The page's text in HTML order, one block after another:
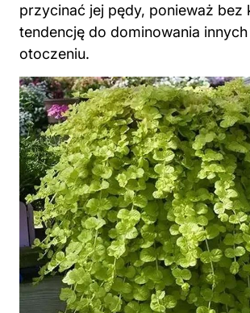
przycinać jej pędy, ponieważ bez
tendencję do dominowania
otoczeniu.